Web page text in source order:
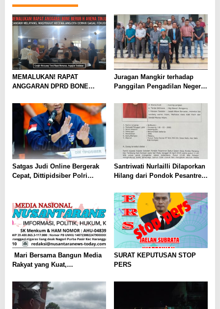
MEMALUKAN! RAPAT
ANGGARAN DPRD BONE
CANGKIR MELAYANG,
MASYARAKAT KECEWA
ANGGOTA DEWAN GAGAL
FOKUS!
Juragan Mangkir terhadap
Panggilan Pengadilan Negeri
Satgas Judi Online Bergerak
Cepat, Dittipidsiber Polri
Santriwati Nurlailli Dilaporkan
Hilang dari Pondok Pesantren
️ Mari Bersama Bangun Media
Rakyat yang Kuat,
SURAT KEPUTUSAN STOP
PERS